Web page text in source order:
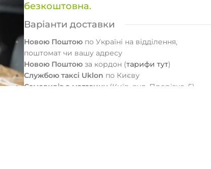
безкоштовна.
Варіанти доставки
Новою Поштоюпо Україні на відділення,
поштомат чи вашу адресу
Новою Поштоюза кордон (тарифи тут)
Службою таксі Uklon по Києву
Самовивіз з магазину(Київ, вул. Прорізна, 5)